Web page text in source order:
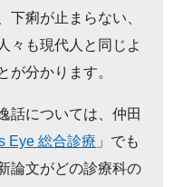
下痢が止まらない、
々も現代人と同じよ
が分かります。
話については、仲田
Eye 総合診療 」でも
論文がどの診療科の